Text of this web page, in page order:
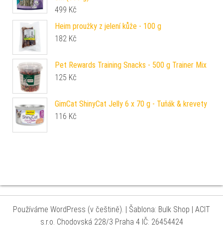
499 Kč
Heim proužky z jelení kůže - 100 g
182 Kč
Pet Rewards Training Snacks - 500 g Trainer Mix
125 Kč
GimCat ShinyCat Jelly 6 x 70 g - Tuňák & krevety
116 Kč
Používáme WordPress (v češtině). | Šablona: Bulk Shop | ACIT
s.r.o. Chodovská 228/3 Praha 4 IČ: 26454424